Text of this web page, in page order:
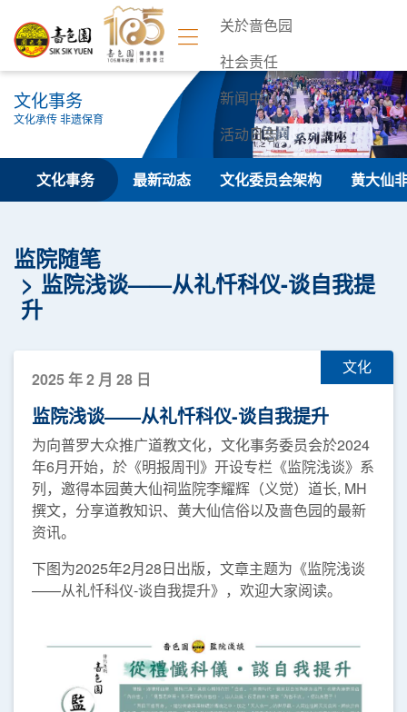
关於啬色园
社会责任
新闻中心
活动日志
联络我们
文化事务
文化承传 非遗保育
文化事务 最新动态 文化委员会架构 黄大仙
监院随笔
监院浅谈——从礼忏科仪-谈自我提
升
文化
2025 年 2 月 28 日
监院浅谈——从礼忏科仪-谈自我提升
为向普罗大众推广道教文化，文化事务委员会於2024
年6月开始，於《明报周刊》开设专栏《监院浅谈》系
列，邀得本园黄大仙祠监院李耀辉（义觉）道长, MH
撰文，分享道教知识、黄大仙信俗以及啬色园的最新
资讯。
下图为2025年2月28日出版，文章主题为《监院浅谈
——从礼忏科仪-谈自我提升》，欢迎大家阅读。